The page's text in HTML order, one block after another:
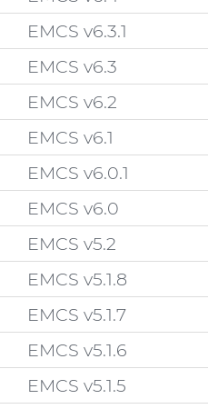
EMCS v6.3.1
EMCS v6.3
EMCS v6.2
EMCS v6.1
EMCS v6.0.1
EMCS v6.0
EMCS v5.2
EMCS v5.1.8
EMCS v5.1.7
EMCS v5.1.6
EMCS v5.1.5